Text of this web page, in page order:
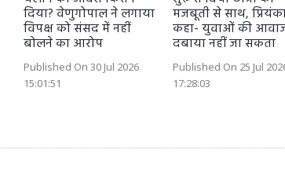
दिया? वेणुगोपाल ने लगाया
विपक्ष को संसद में नहीं
बोलने का आरोप
Published On 30 Jul 2026
15:01:51
मजबूती से साथ,
कहा- युवाओं की
दबाया नहीं जा सकता
Published On 25 Jul
17:28:03